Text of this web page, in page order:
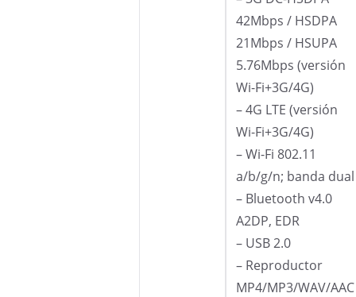
42Mbps / HSDPA
21Mbps / HSUPA
5.76Mbps (versión
Wi-Fi+3G/4G)
– 4G LTE (versión
Wi-Fi+3G/4G)
– Wi-Fi 802.11
a/b/g/n; banda dual
– Bluetooth v4.0
A2DP, EDR
– USB 2.0
– Reproductor
MP4/MP3/WAV/AAC